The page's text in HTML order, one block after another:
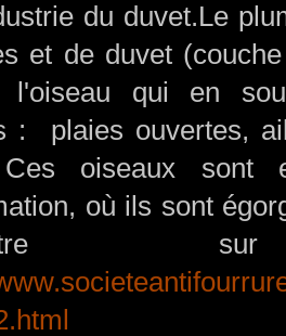
du duvet.Le
et de duvet
l'oiseau qui en
: plaies ouvertes,
Ces oiseaux sont
où ils sont